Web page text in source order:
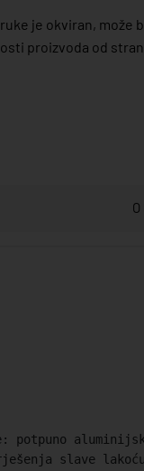
je okviran, može
proizvoda od
potpuno
slave